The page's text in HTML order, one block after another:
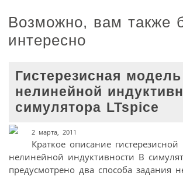
Возможно, вам также
интересно
Гистерезисная модель
нелинейной
симулятора LTspice
2 марта, 2011
Краткое описание
нелинейной индуктивности В
предусмотрено два способа задания